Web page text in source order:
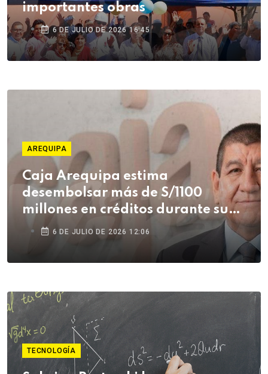
importantes obras
6 DE JULIO DE 2026 16:45
AREQUIPA
Caja Arequipa estima
desembolsar más de S/1100
millones en créditos durante su
campaña de Fiestas Patrias
6 DE JULIO DE 2026 12:06
TECNOLOGÍA